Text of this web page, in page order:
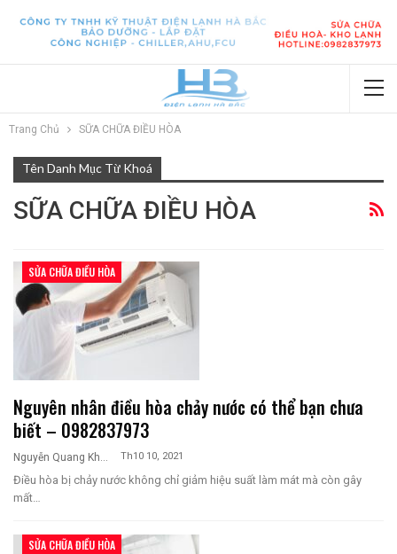
Trang Chủ SỮA CHỮA ĐIỀU HÒA
Tên Danh Mục Từ Khoá
SỮA CHỮA ĐIỀU HÒA
SỬA CHỮA ĐIỀU HÒA
Nguyên nhân điều hòa chảy nước có thể bạn chưa
biết – 0982837973
Nguyễn Quang Khương Th10 10, 2021
Điều hòa bị chảy nước không chỉ giảm hiệu suất làm mát mà còn gây
mất…
SỬA CHỮA ĐIỀU HÒA